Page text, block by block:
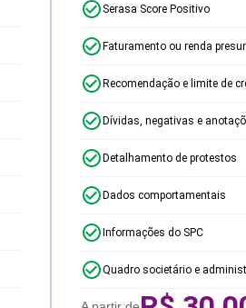
Serasa Score Positivo
Faturamento ou renda
Recomendação e limite de
Dívidas, negativas e
Detalhamento de protestos
Dados comportamentais
Informações do SPC
Quadro societário e